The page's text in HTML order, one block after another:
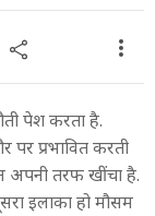
पेश करता है.
पर प्रभावित करती
अपनी तरफ खींचा है.
इलाका हो मौसम